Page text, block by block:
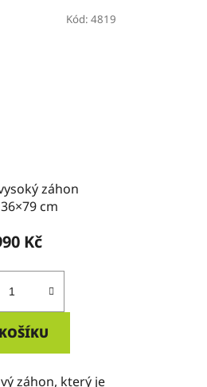
záhon
cm
Kč
záhon, který je
Kód: 4819